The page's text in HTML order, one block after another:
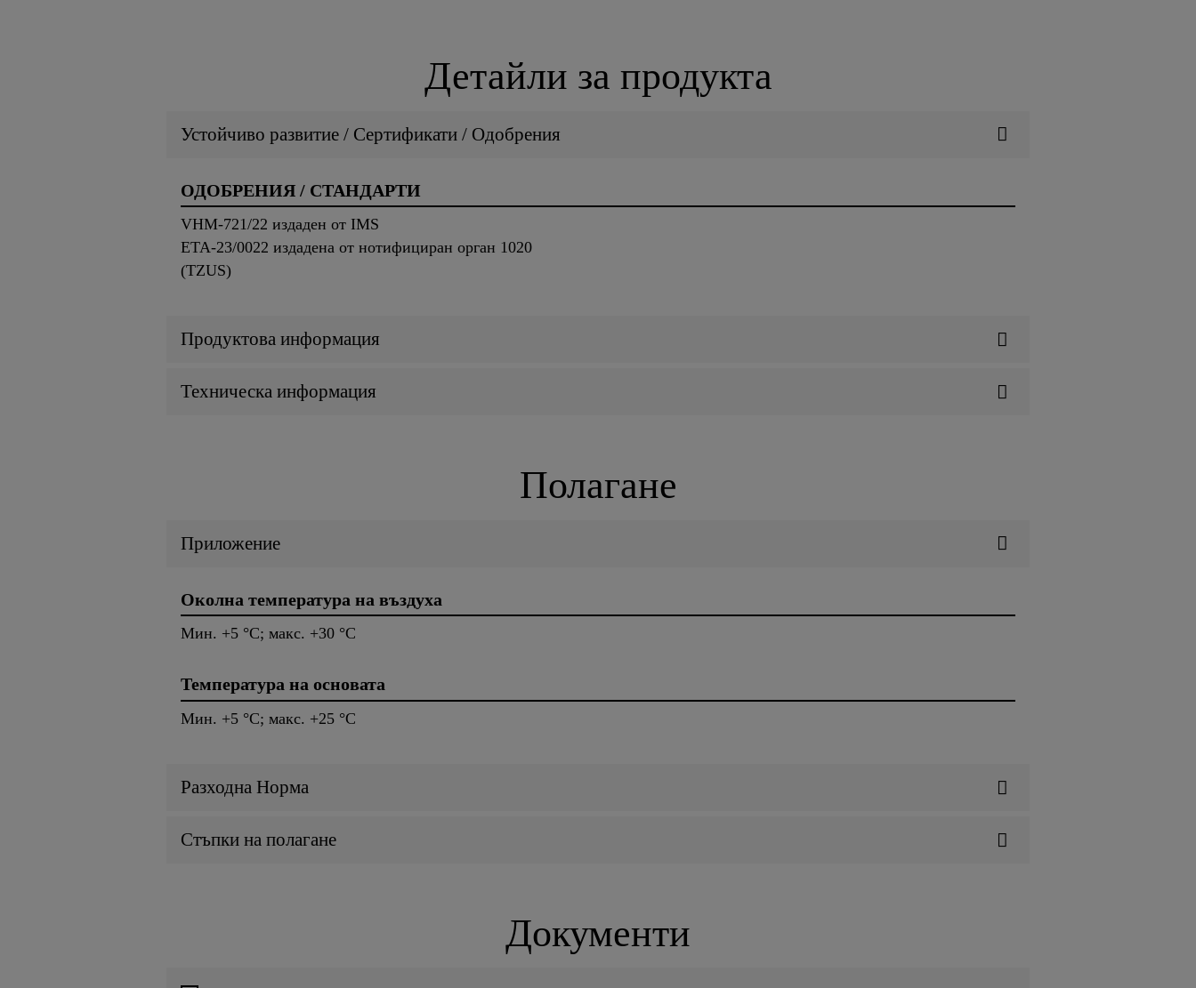
Детайли за продукта
Устойчиво развитие / Сертификати / Одобрения
ОДОБРЕНИЯ / СТАНДАРТИ
VHM-721/22 издаден от IMS
ETA-23/0022 издадена от нотифициран орган 1020
(TZUS)
Продуктова информация
Техническа информация
Полагане
Приложение
Околна температура на въздуха
Мин. +5 °C; макс. +30 °C
Температура на основата
Мин. +5 °C; макс. +25 °C
Разходна Норма
Стъпки на полагане
Документи